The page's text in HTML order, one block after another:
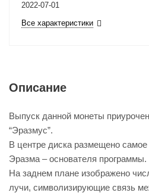
2022-07-01
Все характеристики
Описание
Выпуск данной монеты
“Эразмус”.
В центре диска размещено
Эразма – основателя программы.
На заднем плане изображено
лучи, символизирующие связь